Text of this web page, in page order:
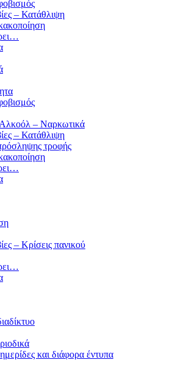
– Κατάθλιψη
– Ναρκωτικά
– Κατάθλιψη
τροφής
– Κρίσεις πανικού
και διάφορα έντυπα